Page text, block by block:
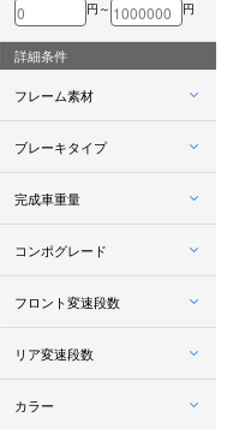
円～ 円
詳細条件
フレーム素材
ブレーキタイプ
完成車重量
コンポグレード
フロント変速段数
リア変速段数
カラー